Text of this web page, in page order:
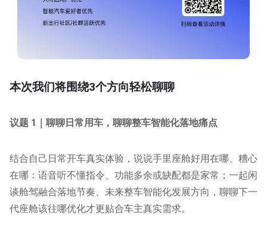
本次我们将围绕3个方向轻松聊聊
议题 1｜聊聊日常用车，聊聊整车智能化落地痛点
结合自己日常开车真实体验，说说手里座舱好用在哪、糟心
在哪：语音听不懂指令、功能多余或缺配都是家常；一起闲
谈舱驾融合落地节奏、未来整车智能化发展方向，聊聊下一
代座舱该往哪优化才更贴合车主真实需求。